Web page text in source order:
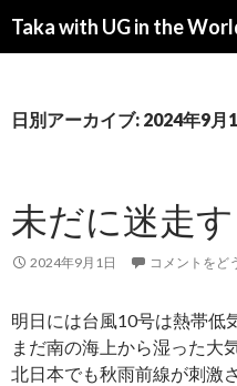
Taka with UG in the
日別アーカイブ: 2024年9月
未だに迷走
2024年9月1日 コメントをど
明日には台風10号は熱帯低
まだ南の海上から湿った大
北日本でも秋雨前線が刺激